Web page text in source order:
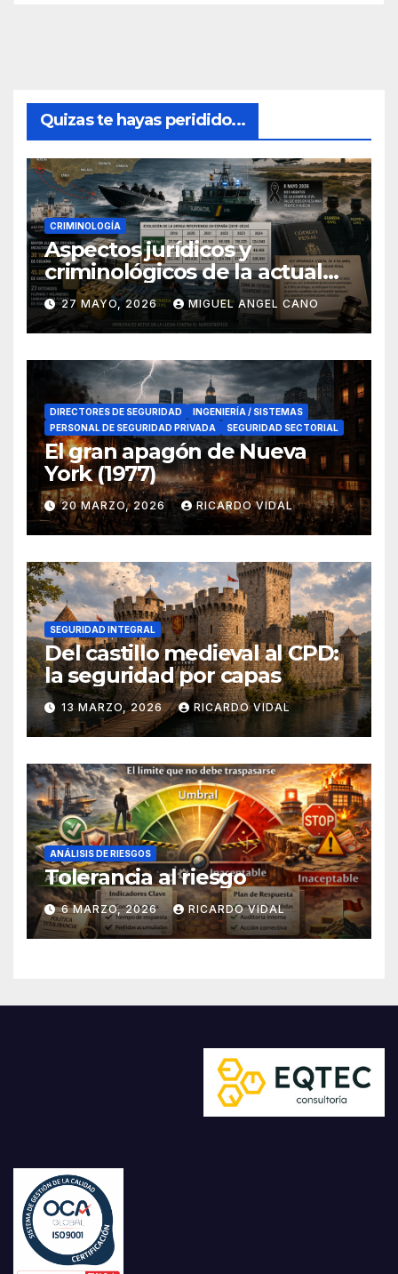
Quizas te hayas peridido...
CRIMINOLOGÍA
Aspectos jurídicos y
criminológicos de la actual
lucha contra el narcotráfico
en el sur de España
27 MAYO, 2026 MIGUEL ANGEL CANO
DIRECTORES DE SEGURIDAD
INGENIERÍA / SISTEMAS
PERSONAL DE SEGURIDAD PRIVADA
SEGURIDAD SECTORIAL
El gran apagón de Nueva
York (1977)
20 MARZO, 2026 RICARDO VIDAL
SEGURIDAD INTEGRAL
Del castillo medieval al CPD:
la seguridad por capas
13 MARZO, 2026 RICARDO VIDAL
ANÁLISIS DE RIESGOS
Tolerancia al riesgo
6 MARZO, 2026 RICARDO VIDAL